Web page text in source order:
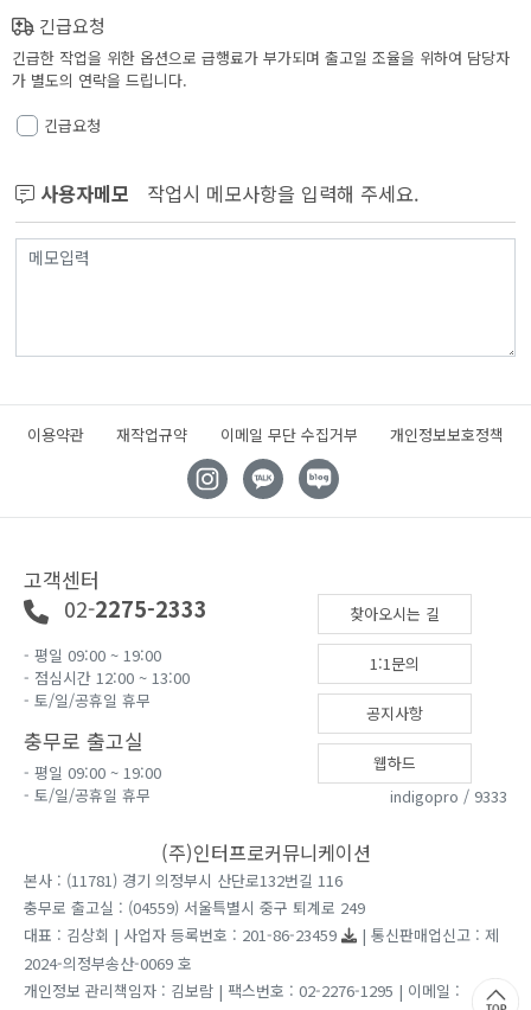
긴급요청
긴급한 작업을 위한 옵션으로 급행료가 부가되며 출고일 조율을 위하여 담당자
가 별도의 연락을 드립니다.
긴급요청
사용자메모 작업시 메모사항을 입력해 주세요.
이용약관 재작업규약 이메일 무단 수집거부 개인정보보호정책
고객센터
02-2275-2333
- 평일 09:00 ~ 19:00
- 점심시간 12:00 ~ 13:00
- 토/일/공휴일 휴무
충무로 출고실
- 평일 09:00 ~ 19:00
- 토/일/공휴일 휴무
찾아오시는 길
1:1문의
공지사항
웹하드
indigopro / 9333
(주)인터프로커뮤니케이션
본사 : (11781) 경기 의정부시 산단로132번길 116
충무로 출고실 : (04559) 서울특별시 중구 퇴계로 249
대표 : 김상회 | 사업자 등록번호 : 201-86-23459
| 통신판매업신고 : 제
2024-의정부송산-0069 호
개인정보 관리책임자 : 김보람 | 팩스번호 : 02-2276-1295 | 이메일 :